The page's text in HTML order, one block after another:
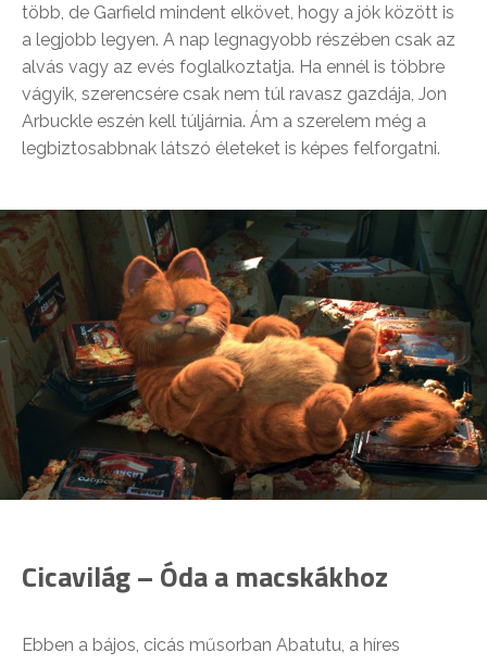
több, de Garfield mindent elkövet, hogy a jók között is
a legjobb legyen. A nap legnagyobb részében csak az
alvás vagy az evés foglalkoztatja. Ha ennél is többre
vágyik, szerencsére csak nem túl ravasz gazdája, Jon
Arbuckle eszén kell túljárnia. Ám a szerelem még a
legbiztosabbnak látszó életeket is képes felforgatni.
Cicavilág – Óda a macskákhoz
Ebben a bájos, cicás műsorban Abatutu, a híres